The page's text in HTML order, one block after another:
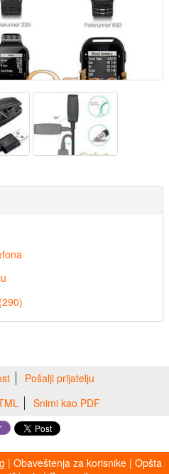
Pošalji prijatelju
Snimi kao PDF
| Obaveštenja za korisnike | Opšta